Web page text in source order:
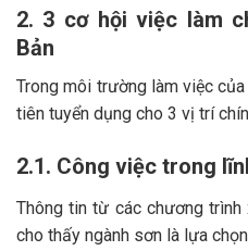
2. 3 cơ hội việc làm
Bản
Trong môi trường làm việc
tiên tuyển dụng cho 3 vị trí
2.1. Công việc trong
Thông tin từ các chương
cho thấy ngành sơn là lựa